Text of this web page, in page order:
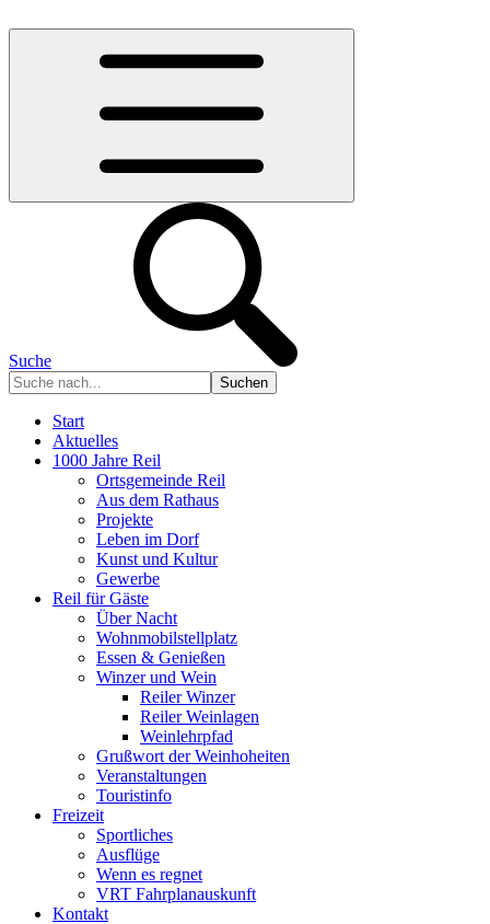
Suche
Start
Aktuelles
1000 Jahre Reil
Ortsgemeinde Reil
Aus dem Rathaus
Projekte
Leben im Dorf
Kunst und Kultur
Gewerbe
Reil für Gäste
Über Nacht
Wohnmobilstellplatz
Essen & Genießen
Winzer und Wein
Reiler Winzer
Reiler Weinlagen
Weinlehrpfad
Grußwort der Weinhoheiten
Veranstaltungen
Touristinfo
Freizeit
Sportliches
Ausflüge
Wenn es regnet
VRT Fahrplanauskunft
Kontakt